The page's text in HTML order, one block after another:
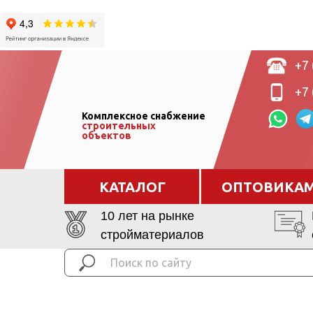
+7
Комплексное снабжение
строительных
объектов
+7
КАТАЛОГ
10 лет на рынке
стройматериалов